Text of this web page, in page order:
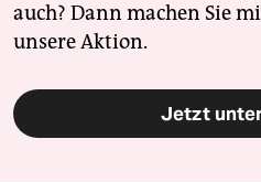
auch? Dann machen Sie
unsere Aktion.
Jetzt